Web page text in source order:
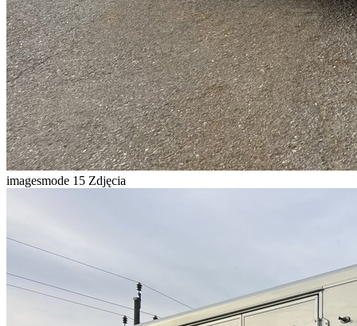
imagesmode 15 Zdjęcia